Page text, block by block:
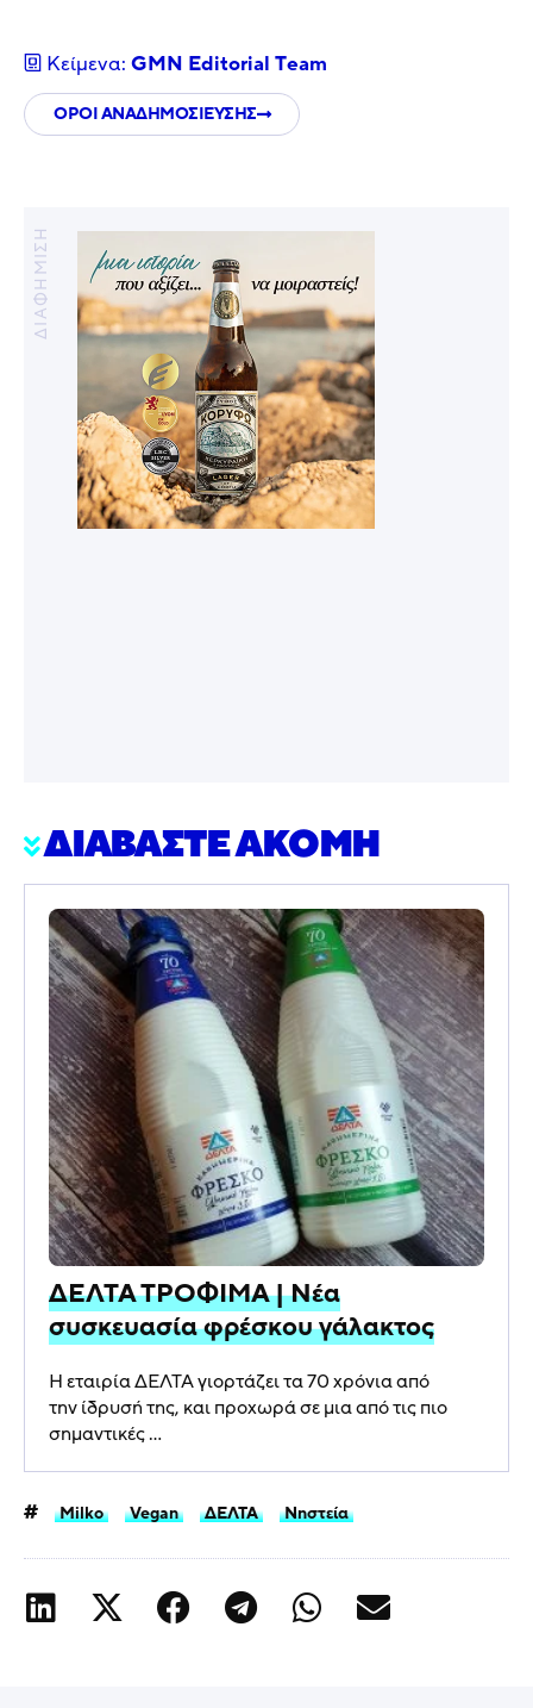
Κείμενα: GMN Editorial Τeam
ΟΡΟΙ ΑΝΑΔΗΜΟΣΙΕΥΣΗΣ
ΔΙΑΦΗΜΙΣΗ
ΔΙΑΒΑΣΤΕ ΑΚΟΜΗ
ΔΕΛΤΑ ΤΡΟΦΙΜΑ | Νέα
συσκευασία φρέσκου γάλακτος
Η εταιρία ΔΕΛΤΑ γιορτάζει τα 70 χρόνια από
την ίδρυσή της, και προχωρά σε μια από τις πιο
σημαντικές ...
Milko Vegan ΔΕΛΤΑ Νηστεία